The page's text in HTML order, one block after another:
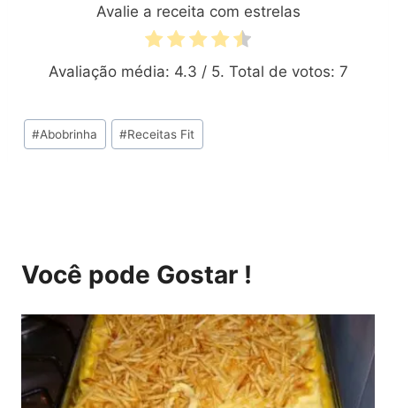
Avalie a receita com estrelas
Avaliação média: 4.3 / 5. Total de votos: 7
Tags
do
#Abobrinha #Receitas Fit
Você pode Gostar !